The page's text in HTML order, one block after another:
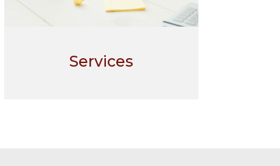
Services